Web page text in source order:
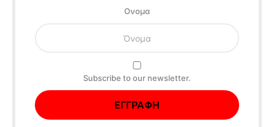
Oνομα
Subscribe to our newsletter.